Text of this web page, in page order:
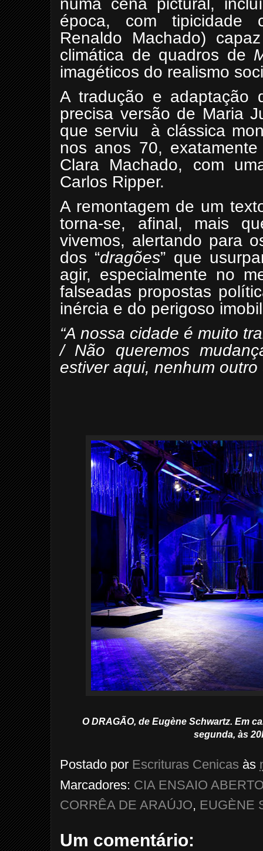
época, com tipicidade
Renaldo Machado)
climática de quadros de
imagéticos do realismo
A tradução e adaptação
precisa versão de Maria
que serviu
à clássica
nos anos 70,
Clara Machado, com
Carlos Ripper.
A remontagem de um
torna-se, afinal, mais
vivemos, alertando para
dos “dragões” que
agir, especialmente no
falseadas propostas
inércia e do perigoso
“A nossa cidade é muito
/ Não queremos
estiver aqui, nenhum
O DRAGÃO, de Eugène Schwartz. Em
segunda, às
Postado por Escrituras Cenicas às
Marcadores: CIA ENSAIO
CORRÊA DE ARAÚJO, EUGÈNE
Um comentário: